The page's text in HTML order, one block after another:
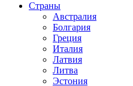
Страны
Австралия
Болгария
Греция
Италия
Латвия
Литва
Эстония